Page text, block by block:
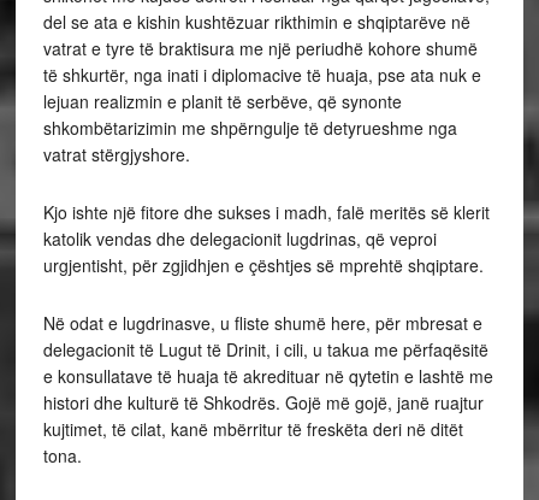
del se ata e kishin kushtëzuar rikthimin e shqiptarëve në
vatrat e tyre të braktisura me një periudhë kohore shumë
të shkurtër, nga inati i diplomacive të huaja, pse ata nuk e
lejuan realizmin e planit të serbëve, që synonte
shkombëtarizimin me shpërngulje të detyrueshme nga
vatrat stërgjyshore.
Kjo ishte një fitore dhe sukses i madh, falë meritës së klerit
katolik vendas dhe delegacionit lugdrinas, që veproi
urgjentisht, për zgjidhjen e çështjes së mprehtë shqiptare.
Në odat e lugdrinasve, u fliste shumë here, për mbresat e
delegacionit të Lugut të Drinit, i cili, u takua me përfaqësitë
e konsullatave të huaja të akredituar në qytetin e lashtë me
histori dhe kulturë të Shkodrës. Gojë më gojë, janë ruajtur
kujtimet, të cilat, kanë mbërritur të freskëta deri në ditët
tona.